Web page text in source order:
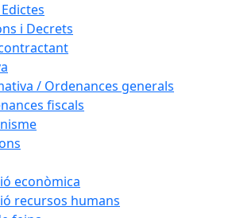
i Decrets
/ Ordenances generals
fiscals
econòmica
recursos humans